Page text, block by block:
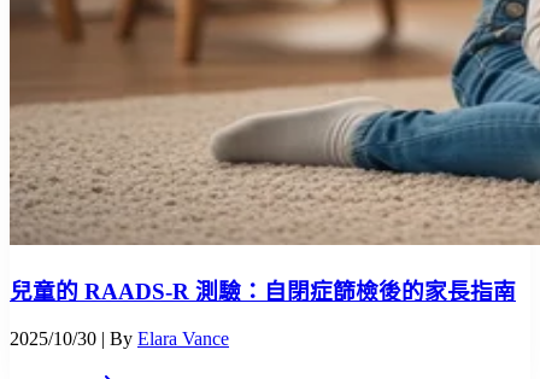
兒童的 RAADS-R 測驗：自閉症篩檢後的家長指南
2025/10/30 | By Elara Vance